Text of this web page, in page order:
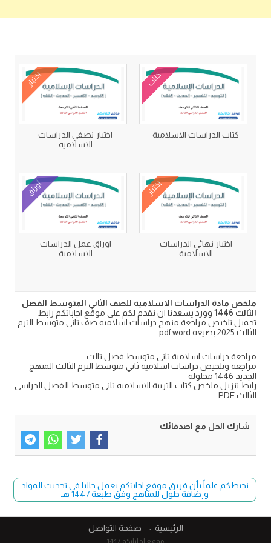
كتاب
كتاب الدراسات الاسلامية
اختبار
اختبار نصفي الدراسات
الاسلامية
اختبار
اختبار نهائي الدراسات
الاسلامية
أوراق
اوراق عمل الدراسات
الاسلامية
ملخص مادة الدراسات الاسلاميه للصف الثاني المتوسط الفصل
الثالث 1446
وورد يسعدنا ان نقدم لكم على موقع اجاباتكم رابط
تحميل تلخيص مراجعة منهج دراسات اسلاميه صف ثاني متوسط الترم
الثالث 2025 بصيغة pdf word
مراجعة دراسات اسلامية ثاني متوسط فصل ثالث
مراجعة وتلخيص دراسات اسلاميه ثاني متوسط الترم الثالث المنهج
الجديد 1446 محلوله
رابط تنزيل ملخص كتاب التربية الاسلاميه ثاني متوسط الفصل الدراسي
الثالث PDF
شارك الحل مع اصدقائك
نحيطكم علماً بأن فريق موقع اجابتكم يعمل حاليا في تحديث المواد
وإضافة حلول للمناهج وفق طبعة 1447 هـ
الرئيسية صفحة التواصل
موقع اجاباتكم 1447